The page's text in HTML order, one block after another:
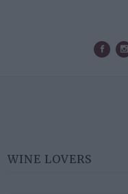
WINE LOVERS